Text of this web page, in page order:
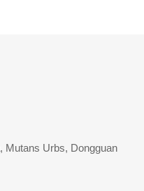
Mutans Urbs, Dongguan